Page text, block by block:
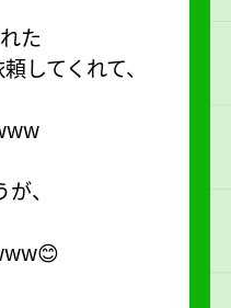
た
してくれて、
、